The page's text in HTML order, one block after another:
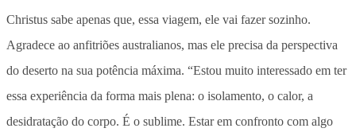
Christus sabe apenas que, essa viagem, ele vai fazer sozinho.
Agradece ao anfitriões australianos, mas ele precisa da perspectiva
do deserto na sua potência máxima. “Estou muito interessado em ter
essa experiência da forma mais plena: o isolamento, o calor, a
desidratação do corpo. É o sublime. Estar em confronto com algo